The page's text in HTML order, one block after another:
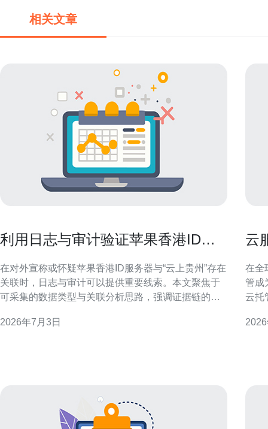
相关文章
利用日志与审计验证苹果香港ID服
在对外宣称或怀疑苹果香港ID服务器与“云上贵州”存在
关联时，日志与审计可以提供重要线索。本文聚焦于
可采集的数据类型与关联分析思路，强调证据链的完
提下开展技术核查与地理归属判断。 为什么要用日志
2026年7月3日
云
在全
管成
云托
术决